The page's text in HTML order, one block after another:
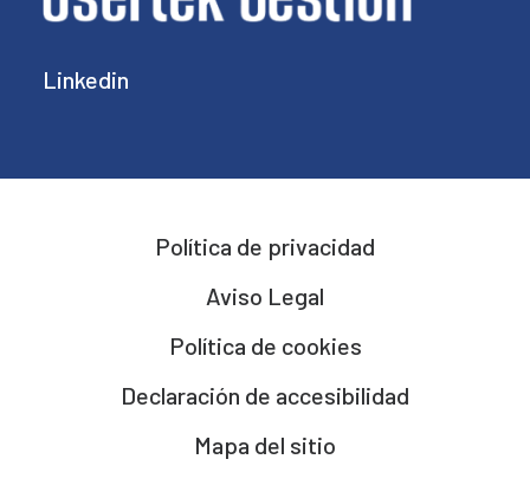
Linkedin
Política de privacidad
Aviso Legal
Política de cookies
Declaración de accesibilidad
Mapa del sitio